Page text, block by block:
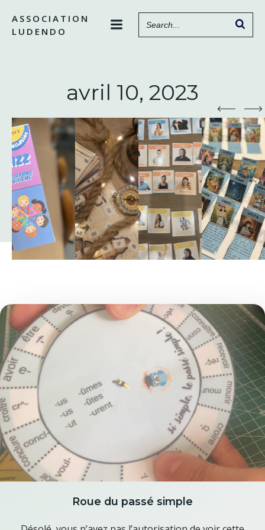
contenu
ASSOCIATION
LUDENDO
avril 10, 2023
Roue du passé simple